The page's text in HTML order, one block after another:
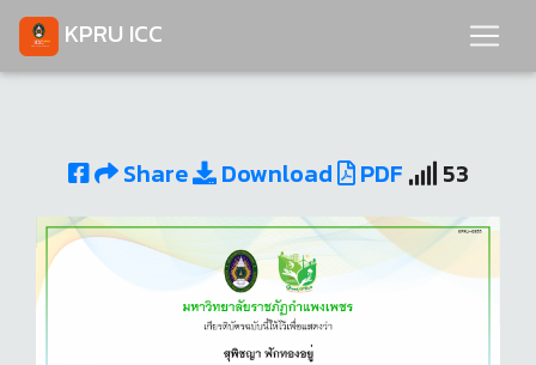
KPRU ICC
Share Download PDF 53